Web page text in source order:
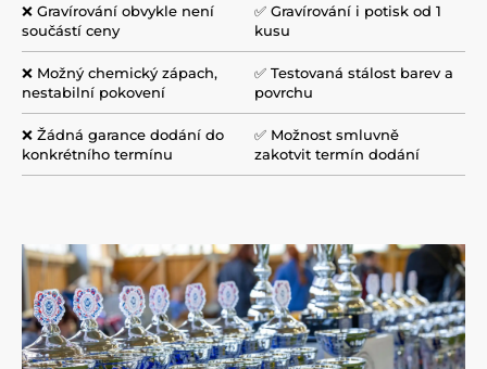
❌ Gravírování obvykle není
součástí ceny
✅ Gravírování i potisk od 1
kusu
❌ Možný chemický zápach,
nestabilní pokovení
✅ Testovaná stálost barev a
povrchu
❌ Žádná garance dodání do
konkrétního termínu
✅ Možnost smluvně
zakotvit termín dodání